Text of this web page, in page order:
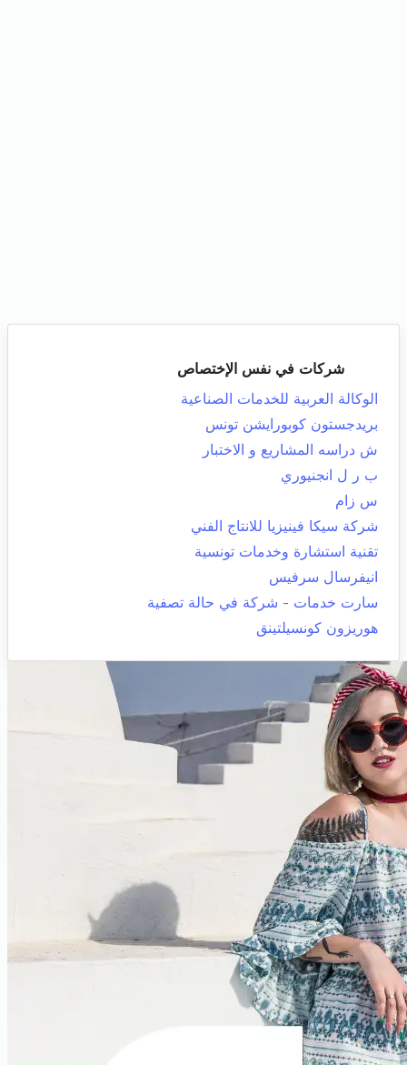
شركات في نفس الإختصاص
الوكالة العربية للخدمات الصناعية
بريدجستون كوبورايشن تونس
ش دراسه المشاريع و الاختبار
ب ر ل انجنيوري
س زام
شركة سيكا فينيزيا للانتاج الفني
تقنية استشارة وخدمات تونسية
انيفرسال سرفيس
سارت خدمات - شركة في حالة تصفية
هوريزون كونسيلتينق